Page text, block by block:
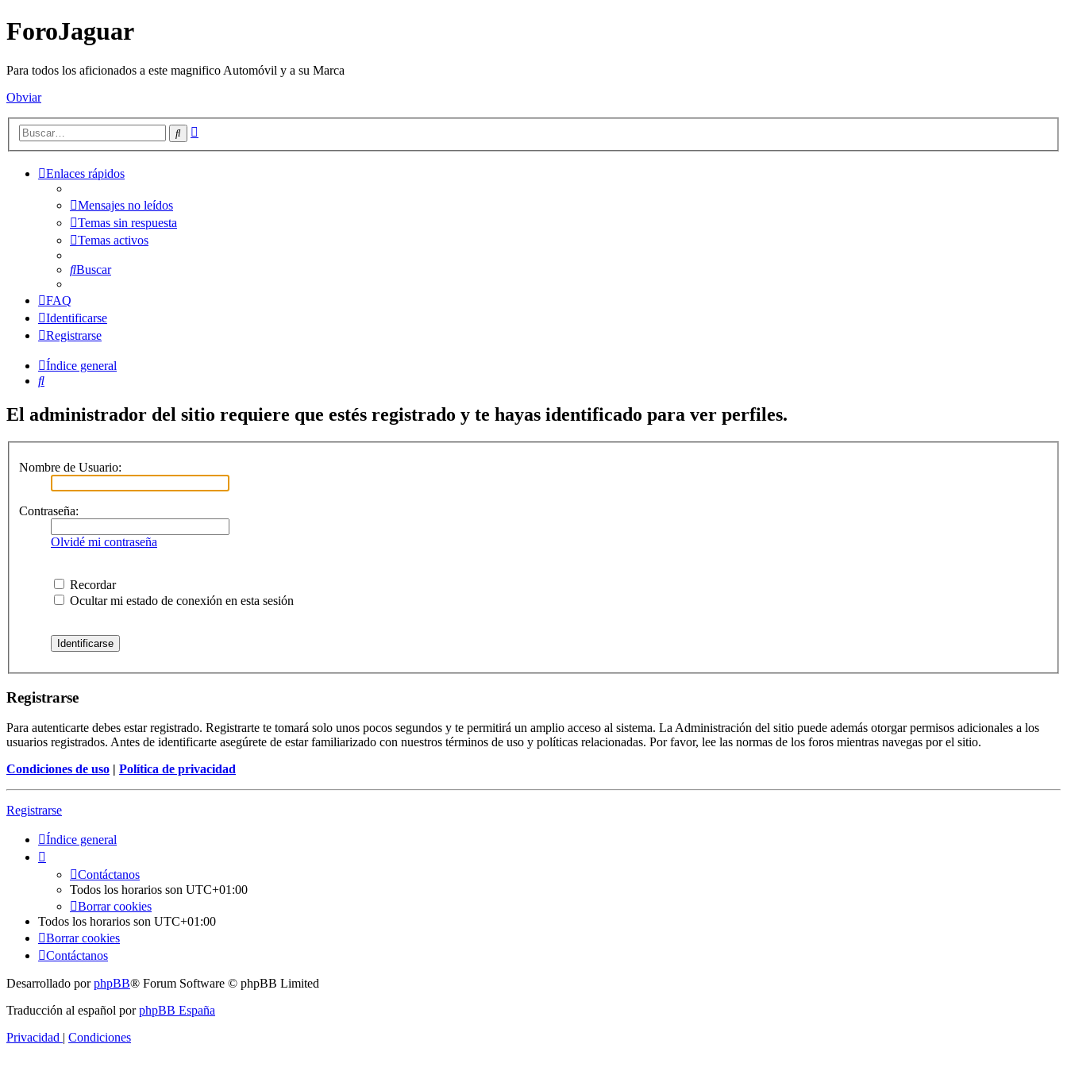
ForoJaguar
Para todos los aficionados a este magnifico Automóvil y a su Marca
Obviar
Buscar
Enlaces rápidos
Mensajes no leídos
Temas sin respuesta
Temas activos
Buscar
FAQ
Identificarse
Registrarse
Índice general
Buscar
El administrador del sitio requiere que estés registrado y te hayas identificado para ver perfiles.
Nombre de Usuario:
Contraseña:
Olvidé mi contraseña
Recordar
Ocultar mi estado de conexión en esta sesión
Registrarse
Para autenticarte debes estar registrado. Registrarte te tomará solo unos pocos segundos y te permitirá un amplio acceso al sistema. La Administración del sitio puede además otorgar permisos adicionales a los
usuarios registrados. Antes de identificarte asegúrete de estar familiarizado con nuestros términos de uso y políticas relacionadas. Por favor, lee las normas de los foros mientras navegas por el sitio.
Condiciones de uso | Política de privacidad
Registrarse
Índice general
Contáctanos
Todos los horarios son UTC+01:00
Borrar cookies
Todos los horarios son UTC+01:00
Borrar cookies
Contáctanos
Desarrollado porphpBB® Forum Software © phpBB Limited
Traducción al español porphpBB España
Privacidad | Condiciones